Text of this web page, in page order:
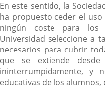
En este sentido, la
ha propuesto ceder el
ningún coste para los
Universidad seleccione a
necesarios para cubrir
que se extiende
ininterrumpidamente, y
educativas de los alumnos,